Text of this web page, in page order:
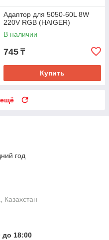
Адаптор для 5050-60L 8W
220V RGB (HAIGER)
В наличии
745 ₸
Купить
ещё
год
до 18:00